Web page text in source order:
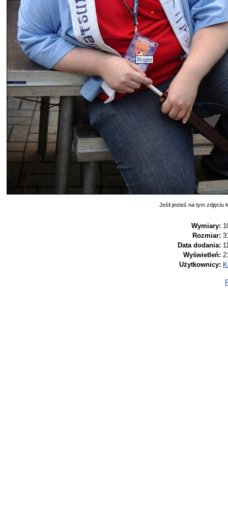
Roger
Jeśli jesteś na tym zdjęciu
Wymiary:
Rozmiar:
Data dodania:
Wyświetleń:
Użytkownicy: